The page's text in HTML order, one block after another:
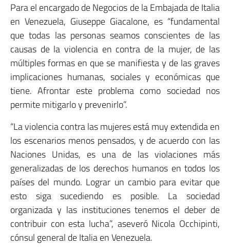
Para el encargado de Negocios de la Embajada de Italia
en Venezuela, Giuseppe Giacalone, es “fundamental
que todas las personas seamos conscientes de las
causas de la violencia en contra de la mujer, de las
múltiples formas en que se manifiesta y de las graves
implicaciones humanas, sociales y económicas que
tiene. Afrontar este problema como sociedad nos
permite mitigarlo y prevenirlo”.
“La violencia contra las mujeres está muy extendida en
los escenarios menos pensados, y de acuerdo con las
Naciones Unidas, es una de las violaciones más
generalizadas de los derechos humanos en todos los
países del mundo. Lograr un cambio para evitar que
esto siga sucediendo es posible. La sociedad
organizada y las instituciones tenemos el deber de
contribuir con esta lucha”, aseveró Nicola Occhipinti,
cónsul general de Italia en Venezuela.